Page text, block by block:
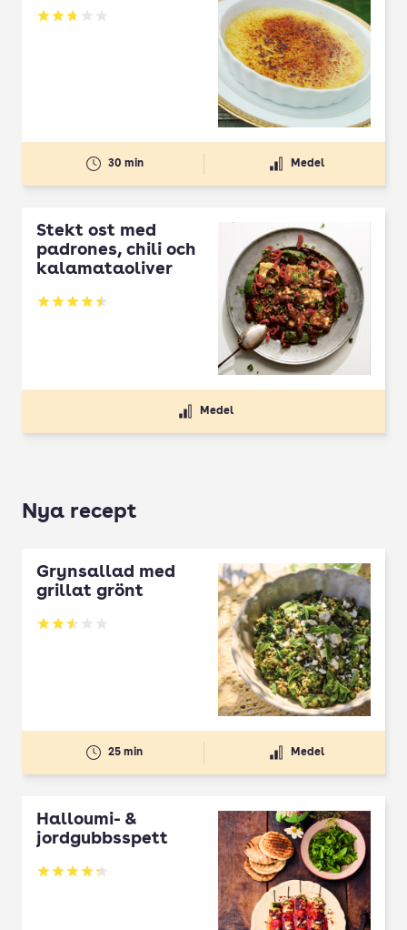
Betyg: 2.73 av 5
30 min Medel
Stekt ost med
padrones, chili och
kalamataoliver
Betyg: 4.5 av 5
Medel
Nya recept
Grynsallad med
grillat grönt
Betyg: 2.5 av 5
25 min Medel
Halloumi- &
jordgubbsspett
Betyg: 4.3 av 5